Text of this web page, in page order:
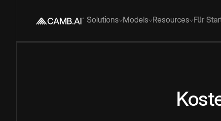
Solutions Models Resources Für